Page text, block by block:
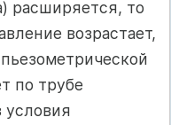
расширяется, то
возрастает,
по трубе
условия